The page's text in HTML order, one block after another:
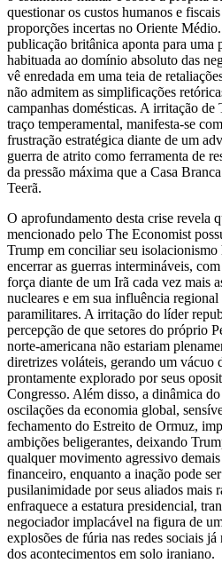
questionar os custos humanos e
proporções incertas no Oriente
publicação britânica aponta para uma
habituada ao domínio absoluto das
vê enredada em uma teia de
não admitem as simplificações
campanhas domésticas. A irritação
traço temperamental, manifesta-se
frustração estratégica diante de um
guerra de atrito como ferramenta de
da pressão máxima que a Casa
Teerã.
O aprofundamento desta crise revela
mencionado pelo The Economist
Trump em conciliar seu
encerrar as guerras intermináveis,
força diante de um Irã cada vez mais
nucleares e em sua influência regional
paramilitares. A irritação do líder
percepção de que setores do próprio
norte-americana não estariam
diretrizes voláteis, gerando um vácuo
prontamente explorado por seus
Congresso. Além disso, a dinâmica
oscilações da economia global,
fechamento do Estreito de Ormuz,
ambições beligerantes, deixando
qualquer movimento agressivo
financeiro, enquanto a inação pode
pusilanimidade por seus aliados mais
enfraquece a estatura presidencial,
negociador implacável na figura de
explosões de fúria nas redes sociais
dos acontecimentos em solo iraniano.